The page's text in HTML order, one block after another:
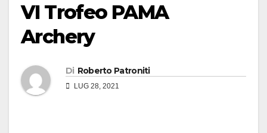
VI Trofeo PAMA
Archery
Di Roberto Patroniti
LUG 28, 2021